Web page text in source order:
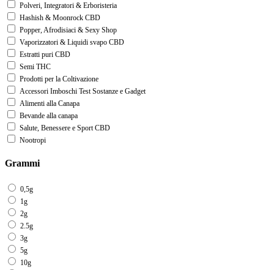
Polveri, Integratori & Erboristeria
Hashish & Moonrock CBD
Popper, Afrodisiaci & Sexy Shop
Vaporizzatori & Liquidi svapo CBD
Estratti puri CBD
Semi THC
Prodotti per la Coltivazione
Accessori Imboschi Test Sostanze e Gadget
Alimenti alla Canapa
Bevande alla canapa
Salute, Benessere e Sport CBD
Nootropi
Grammi
0,5g
1g
2g
2.5g
3g
5g
10g